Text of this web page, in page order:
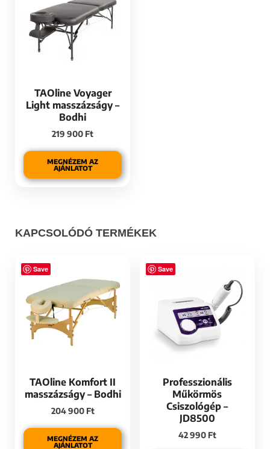
TAOline Voyager
Light masszázságy –
Bodhi
219 900 Ft
MEGNÉZEM AZ
AJÁNLATOT
KAPCSOLÓDÓ TERMÉKEK
Save
TAOline Komfort II
masszázságy – Bodhi
204 900 Ft
MEGNÉZEM AZ
AJÁNLATOT
Save
Professzionális
Műkörmös
Csiszológép –
JD8500
42 990 Ft